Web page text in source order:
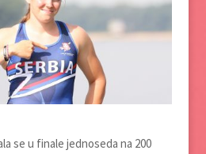
se u finale jednoseda na 200